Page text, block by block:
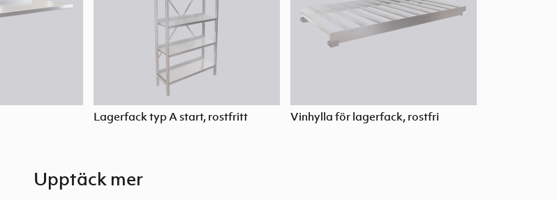
Lagerfack typ A start, rostfritt Vinhylla för lagerfack, rostfri
Upptäck mer